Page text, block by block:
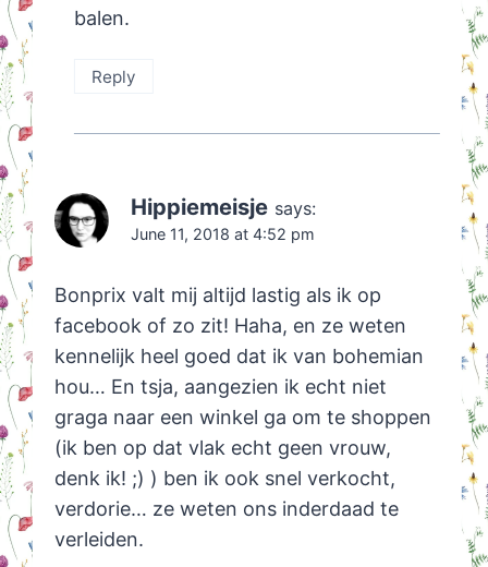
balen.
Reply
Hippiemeisje says:
June 11, 2018 at 4:52 pm
Bonprix valt mij altijd lastig als ik op
facebook of zo zit! Haha, en ze weten
kennelijk heel goed dat ik van bohemian
hou… En tsja, aangezien ik echt niet
graga naar een winkel ga om te shoppen
(ik ben op dat vlak echt geen vrouw,
denk ik! ;) ) ben ik ook snel verkocht,
verdorie… ze weten ons inderdaad te
verleiden.